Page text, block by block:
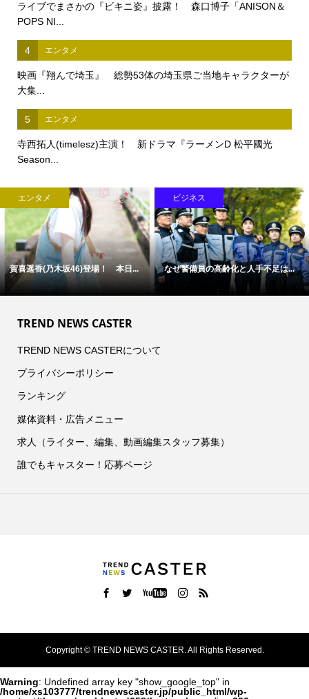
ライブでまさかの『ビキニ姿』披露！ 森口博子「ANISON＆
POPS NI...
4 エンタメ
映画『翔んで埼玉』 総勢53体の埼玉県ご当地キャラクターが
大集...
5 エンタメ
寺西拓人(timelesz)主演！ 新ドラマ『ラーメンD 松平國光
Season...
エンタメ
賀喜遥香(乃木坂46)登場！ 本日...
ビジネス
なぜ警備員の高齢化と人手不足は...
TREND NEWS CASTER
TREND NEWS CASTERについて
プライバシーポリシー
ランキング
媒体資料・広告メニュー
求人（ライター、編集、動画編集スタッフ募集）
誰でもキャスター！応募ページ
Copyright ©TREND NEWS CASTER. All Rights Reserved.
Warning: Undefined array key "show_google_top" in
/home/xs103777/trendnewscaster.jp/public_html/wp-